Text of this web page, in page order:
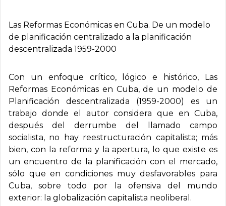
Las Reformas Económicas en Cuba. De un modelo
de planificación centralizado a la planificación
descentralizada 1959-2000
Con un enfoque crítico, lógico e histórico,
Las
Reformas Económicas en Cuba, de un modelo de
Planificación descentralizada (1959-2000)
es un
trabajo donde el autor considera que en Cuba,
después del derrumbe del llamado campo
socialista, no hay reestructuración capitalista; más
bien, con la reforma y la apertura, lo que existe es
un encuentro de la planificación con el mercado,
sólo que en condiciones muy desfavorables para
Cuba, sobre todo por la ofensiva del mundo
exterior: la globalización capitalista neoliberal.